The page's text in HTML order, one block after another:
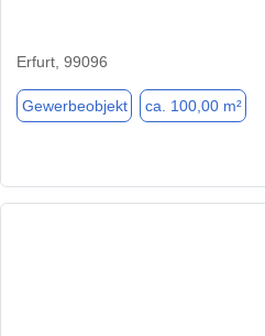
Erfurt, 99096
Gewerbeobjekt ca. 100,00 m²